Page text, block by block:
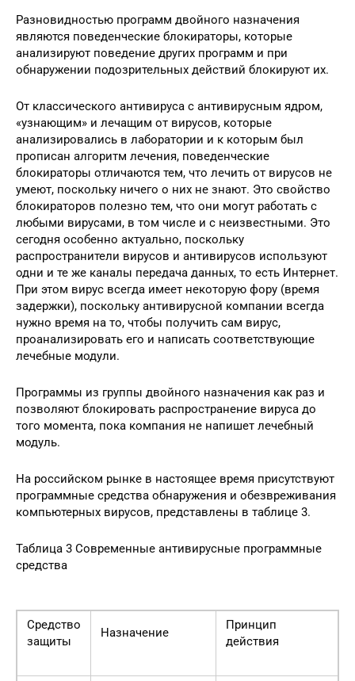
Разновидностью программ двойного назначения
являются поведенческие блокираторы, которые
анализируют поведение других программ и при
обнаружении подозрительных действий блокируют их.
От классического антивируса с антивирусным ядром,
«узнающим» и лечащим от вирусов, которые
анализировались в лаборатории и к которым был
прописан алгоритм лечения, поведенческие
блокираторы отличаются тем, что лечить от вирусов не
умеют, поскольку ничего о них не знают. Это свойство
блокираторов полезно тем, что они могут работать с
любыми вирусами, в том числе и с неизвестными. Это
сегодня особенно актуально, поскольку
распространители вирусов и антивирусов используют
одни и те же каналы передача данных, то есть Интернет.
При этом вирус всегда имеет некоторую фору (время
задержки), поскольку антивирусной компании всегда
нужно время на то, чтобы получить сам вирус,
проанализировать его и написать соответствующие
лечебные модули.
Программы из группы двойного назначения как раз и
позволяют блокировать распространение вируса до
того момента, пока компания не напишет лечебный
модуль.
На российском рынке в настоящее время присутствуют
программные средства обнаружения и обезвреживания
компьютерных вирусов, представлены в таблице 3.
Таблица 3 Современные антивирусные программные
средства
Средство
защиты
Назначение
Принцип
действия